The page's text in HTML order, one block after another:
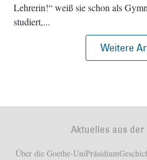
Lehrerin!“ weiß sie schon als
studiert,
Weitere
Aktuelles aus der
Über die Goethe-UniPräsidium